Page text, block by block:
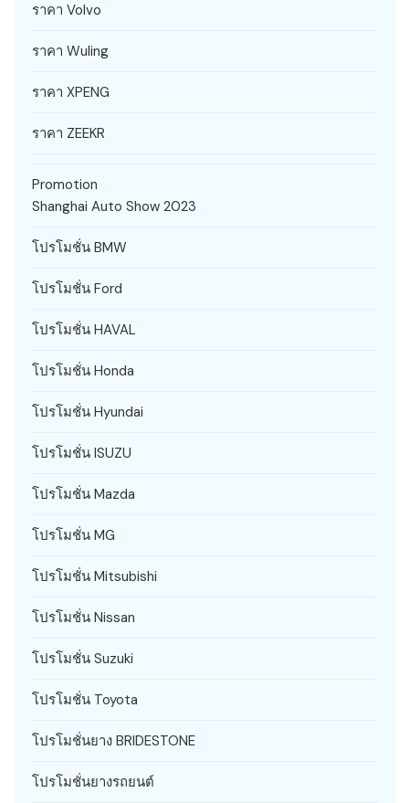
ราคา Volvo
ราคา Wuling
ราคา XPENG
ราคา ZEEKR
Promotion
Shanghai Auto Show 2023
โปรโมชั่น BMW
โปรโมชั่น Ford
โปรโมชั่น HAVAL
โปรโมชั่น Honda
โปรโมชั่น Hyundai
โปรโมชั่น ISUZU
โปรโมชั่น Mazda
โปรโมชั่น MG
โปรโมชั่น Mitsubishi
โปรโมชั่น Nissan
โปรโมชั่น Suzuki
โปรโมชั่น Toyota
โปรโมชั่นยาง BRIDESTONE
โปรโมชั่นยางรถยนต์